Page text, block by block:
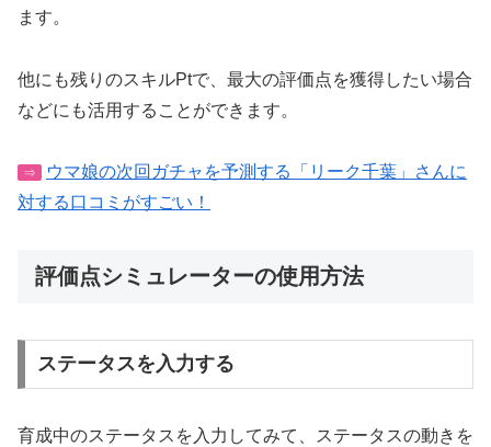
ます。
他にも残りのスキルPtで、最大の評価点を獲得したい場合
などにも活用することができます。
⇒
ウマ娘の次回ガチャを予測する「リーク千葉」さんに
対する口コミがすごい！
評価点シミュレーターの使用方法
ステータスを入力する
育成中のステータスを入力してみて、ステータスの動きを